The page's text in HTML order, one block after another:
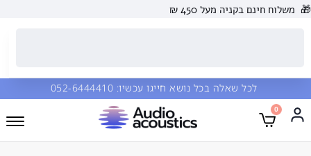
בקניה מעל 450 ₪
שאלה בכל נושא חייגו עכשיו: 052-6444410